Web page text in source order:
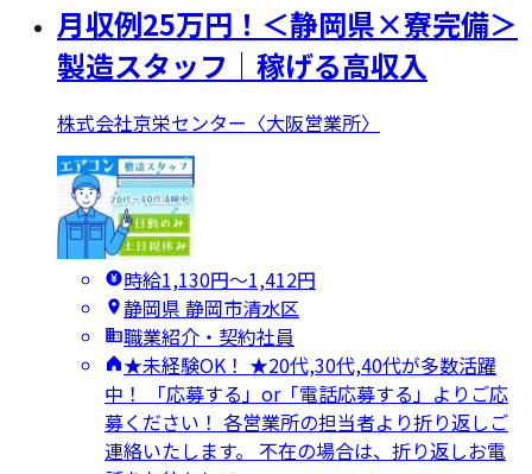
月収例25万円！＜静岡県×寮完備＞
製造スタッフ｜稼げる高収入
株式会社京栄センター〈大阪営業所〉
時給1,130円〜1,412円
静岡県 静岡市清水区
職業紹介・契約社員
★未経験OK！ ★20代,30代,40代が多数活躍
中！ 「応募する」or「電話応募する」よりご応
募ください！ 各営業所の担当者より折り返しご
連絡いたします。 不在の場合は、折り返しお電